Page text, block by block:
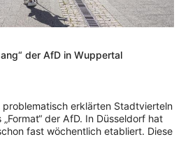
der AfD in Wuppertal
problematisch erklärten Stadtvierteln
der AfD. In Düsseldorf hat
fast wöchentlich etabliert. Diese